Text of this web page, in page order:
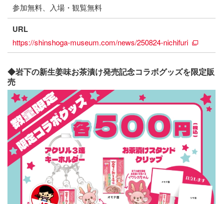
参加無料、入場・観覧無料
URL
https://shinshoga-museum.com/news/250824-nichifuri
◆岩下の新生姜味お茶漬け発売記念コラボグッズを限定販
売